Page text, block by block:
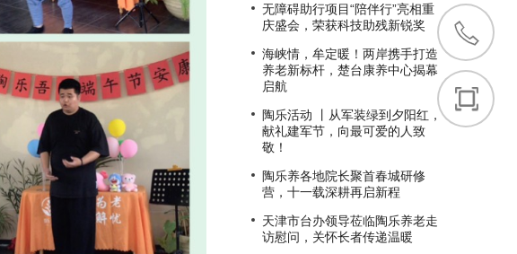
无障碍助行项目“陪伴行”亮相重
庆盛会，荣获科技助残新锐奖
海峡情，牟定暖！两岸携手打造
养老新标杆，楚台康养中心揭幕
启航
陶乐活动 丨从军装绿到夕阳红，
献礼建军节，向最可爱的人致
敬！
陶乐养各地院长聚首春城研修
营，十一载深耕再启新程
天津市台办领导莅临陶乐养老走
访慰问，关怀长者传递温暖